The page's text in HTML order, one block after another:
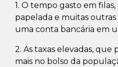
1. O tempo gasto em
papelada e muitas
uma conta bancária em
2. As taxas elevadas, que
mais no bolso da